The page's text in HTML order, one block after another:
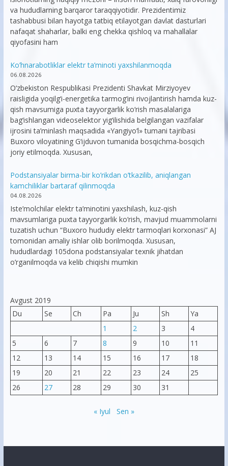
va hududlarning barqaror taraqqiyotidir. Prezidentimiz
tashabbusi bilan hayotga tatbiq etilayotgan davlat dasturlari
nafaqat shaharlar, balki eng chekka qishloq va mahallalar
qiyofasini ham
Ko’hnarabotliklar elektr ta’minoti yaxshilanmoqda
06.08.2026
O‘zbekiston Respublikasi Prezidenti Shavkat Mirziyoyev
raisligida yoqilg‘i-energetika tarmog‘ini rivojlantirish hamda kuz-
qish mavsumiga puxta tayyorgarlik ko‘rish masalalariga
bag‘ishlangan videoselektor yig‘ilishida belgilangan vazifalar
ijrosini ta’minlash maqsadida «Yangiyo‘l» tumani tajribasi
Buxoro viloyatining G‘ijduvon tumanida bosqichma-bosqich
joriy etilmoqda. Xususan,
Podstansiyalar birma-bir ko’rikdan o’tkazilib, aniqlangan
kamchiliklar bartaraf qilinmoqda
04.08.2026
Iste’molchilar elektr ta’minotini yaxshilash, kuz-qish
mavsumlariga puxta tayyorgarlik ko‘rish, mavjud muammolarni
tuzatish uchun “Buxoro hududiy elektr tarmoqlari korxonasi” AJ
tomonidan amaliy ishlar olib borilmoqda. Xususan,
hududlardagi 105dona podstansiyalar texnik jihatdan
o’rganilmoqda va kelib chiqishi mumkin
Avgust 2019
Du
Se Ch Pa Ju Sh
Ya
1
2 3
4
5
6 7 8 9 10
11
12
13 14 15 16 17
18
19
20 21 22 23 24
25
26
27 28 29 30 31
« Iyul Sen »